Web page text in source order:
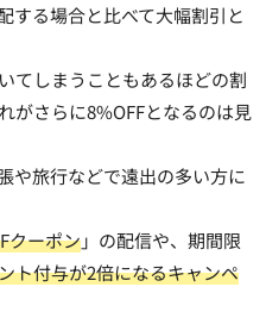
する場合と比べて大幅割引と
てしまうこともあるほどの割
がさらに8%OFFとなるのは見
や旅行などで遠出の多い方に
クーポン」の配信や、期間限
ト付与が2倍になるキャンペ